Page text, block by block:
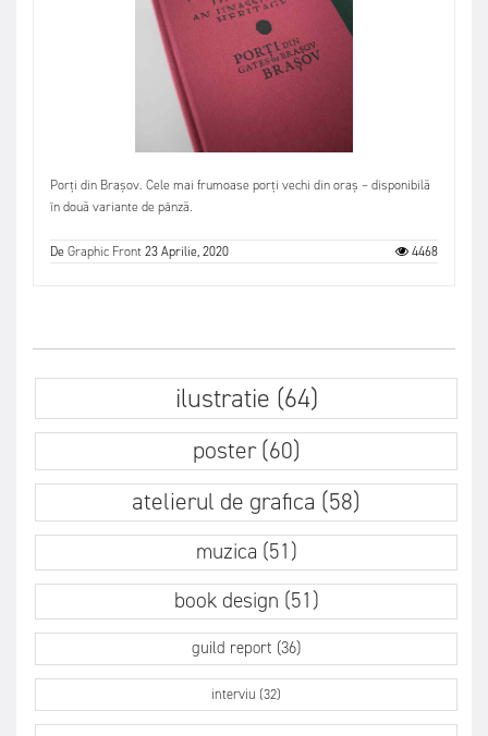
Porți din Brașov. Cele mai frumoase porți vechi din oraș – disponibilă
în două variante de pânză.
DeGraphic Front23 Aprilie, 2020 4468
ilustratie (64)
poster (60)
atelierul de grafica (58)
muzica (51)
book design (51)
guild report (36)
interviu (32)